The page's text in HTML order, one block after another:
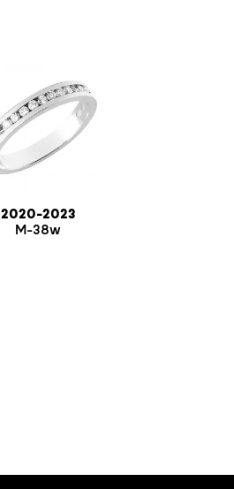
2020-2023
M-38w